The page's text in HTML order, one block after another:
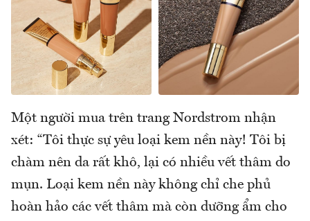
Một người mua trên trang Nordstrom nhận
xét: “Tôi thực sự yêu loại kem nền này! Tôi bị
chàm nên da rất khô, lại có nhiều vết thâm do
mụn. Loại kem nền này không chỉ che phủ
hoàn hảo các vết thâm mà còn dưỡng ẩm cho